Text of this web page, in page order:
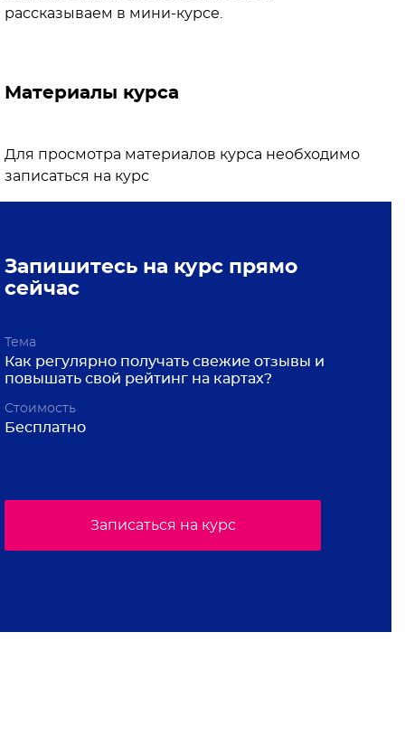
рассказываем в мини-курсе.
Материалы курса
Для просмотра материалов курса необходимо
записаться на курс
Запишитесь на курс прямо
сейчас
Тема
Как регулярно получать свежие отзывы и
повышать свой рейтинг на картах?
Стоимость
Бесплатно
Записаться на курс